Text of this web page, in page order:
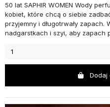
50 lat SAPHIR WOMEN Wody
kobiet, które chcą o siebie
przyjemny i długotrwały zapach.
nadgarstkach i szyi, aby zapach
Dodaj